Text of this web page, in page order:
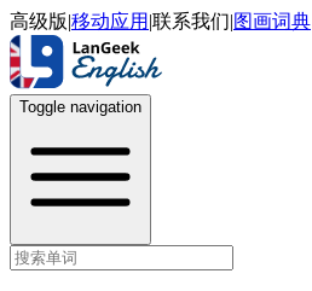
高级版|移动应用 |联系我们|图画词典
Toggle navigation